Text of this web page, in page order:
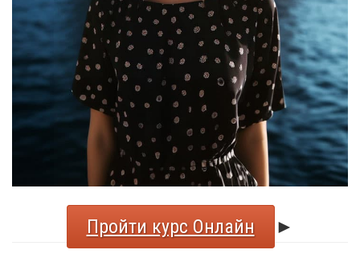
Пройти курс Онлайн
►